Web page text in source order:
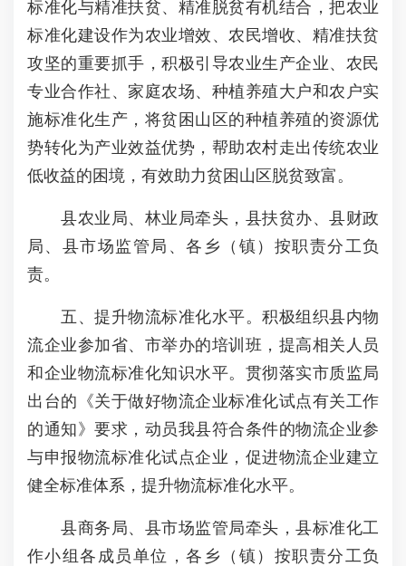
标准化与精准扶贫、精准脱贫有机结合，把农业
标准化建设作为农业增效、农民增收、精准扶贫
攻坚的重要抓手，积极引导农业生产企业、农民
专业合作社、家庭农场、种植养殖大户和农户实
施标准化生产，将贫困山区的种植养殖的资源优
势转化为产业效益优势，帮助农村走出传统农业
低收益的困境，有效助力贫困山区脱贫致富。
县农业局、林业局牵头，县扶贫办、县财政
局、县市场监管局、各乡（镇）按职责分工负
责。
五、提升物流标准化水平。积极组织县内物
流企业参加省、市举办的培训班，提高相关人员
和企业物流标准化知识水平。贯彻落实市质监局
出台的《关于做好物流企业标准化试点有关工作
的通知》要求，动员我县符合条件的物流企业参
与申报物流标准化试点企业，促进物流企业建立
健全标准体系，提升物流标准化水平。
县商务局、县市场监管局牵头，县标准化工
作小组各成员单位，各乡（镇）按职责分工负